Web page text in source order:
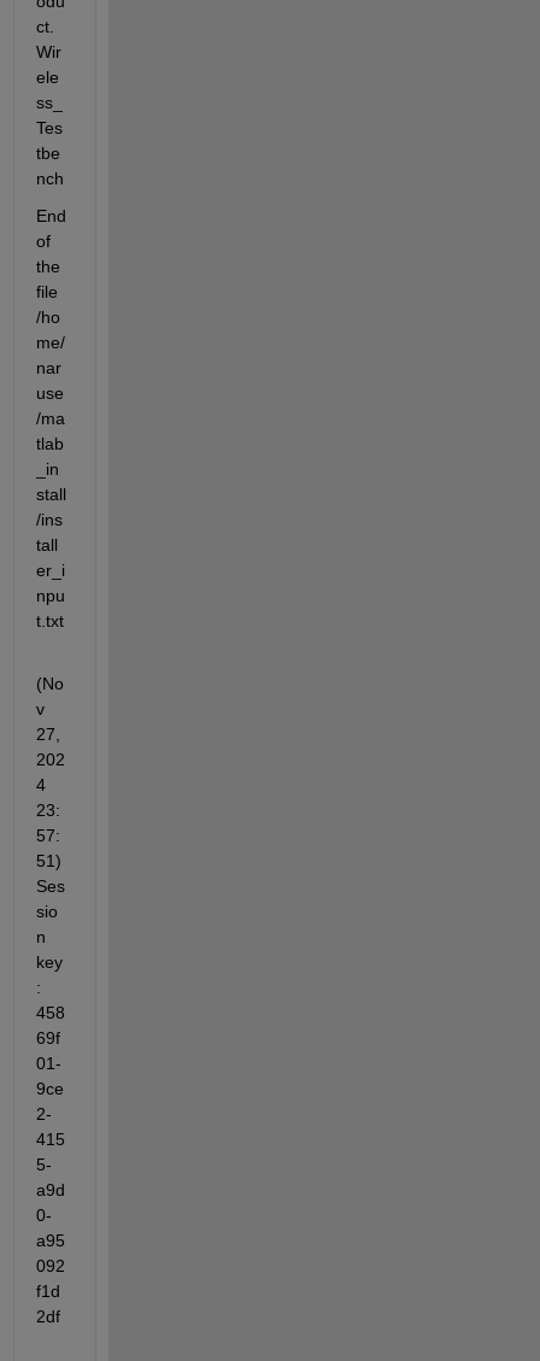
ct.
Wir
ele
ss_
Tes
tbe
nch
End
of
the
file
/ho
me/
nar
use
/ma
tlab
_in
stall
/ins
tall
er_i
npu
t.txt
(No
v
27,
202
4
23:
57:
51)
Ses
sio
n
key
:
458
69f
01-
9ce
2-
415
5-
a9d
0-
a95
092
f1d
2df